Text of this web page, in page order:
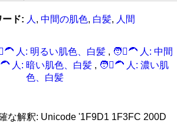
ード: 人 , 中間の肌色, 白髪, 人間
人: 明るい肌色、白髪 , 🧑‍🏽‍‍‍🦱 人: 中間
人: 暗い肌色、白髪 , 🧑‍🏿‍‍‍🦱 人: 濃い肌
色、白髪
な解釈: Unicode '1F9D1 1F3FC 200D